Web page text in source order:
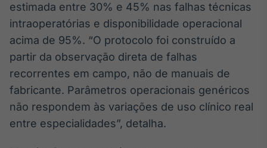
estimada entre 30% e 45% nas falhas técnicas
intraoperatórias e disponibilidade operacional
acima de 95%. “O protocolo foi construído a
partir da observação direta de falhas
recorrentes em campo, não de manuais de
fabricante. Parâmetros operacionais genéricos
não respondem às variações de uso clínico real
entre especialidades”, detalha.